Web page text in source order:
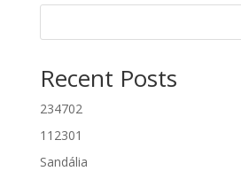
Recent Posts
234702
112301
Sandália